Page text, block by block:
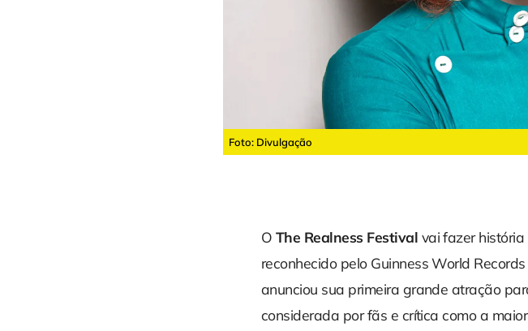
Foto: Divulgação
O The Realness Festival vai fazer
reconhecido pelo Guinness World
anunciou sua primeira grande atração
considerada por fãs e crítica como a